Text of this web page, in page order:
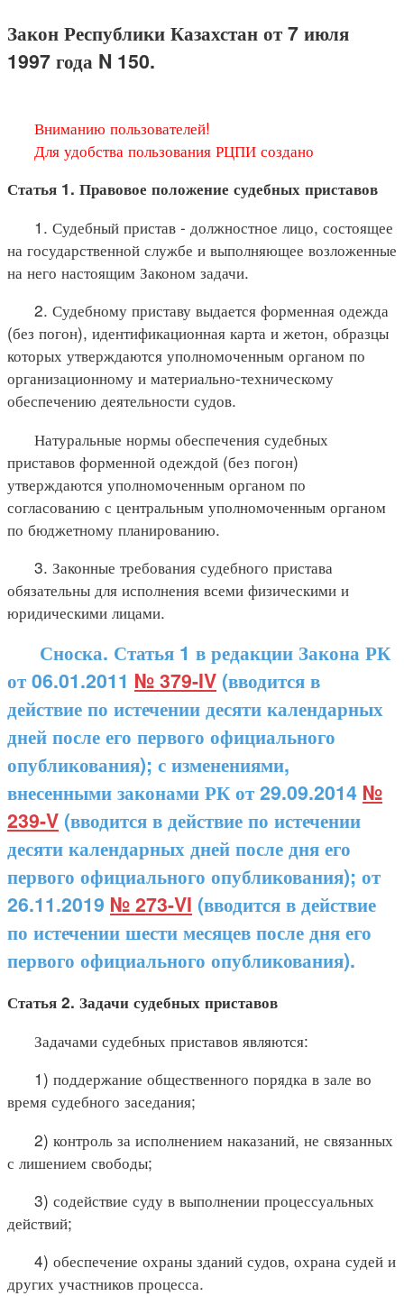
Закон Республики Казахстан от 7 июля
1997 года N 150.
Вниманию пользователей!
Для удобства пользования РЦПИ создано
Статья 1. Правовое положение судебных приставов
1. Судебный пристав - должностное лицо, состоящее
на государственной службе и выполняющее возложенные
на него настоящим Законом задачи.
2. Судебному приставу выдается форменная одежда
(без погон), идентификационная карта и жетон, образцы
которых утверждаются уполномоченным органом по
организационному и материально-техническому
обеспечению деятельности судов.
Натуральные нормы обеспечения судебных
приставов форменной одеждой (без погон)
утверждаются уполномоченным органом по
согласованию с центральным уполномоченным органом
по бюджетному планированию.
3. Законные требования судебного пристава
обязательны для исполнения всеми физическими и
юридическими лицами.
Сноска. Статья 1 в редакции Закона РК
от 06.01.2011 № 379-IV (вводится в
действие по истечении десяти календарных
дней после его первого официального
опубликования); с изменениями,
внесенными законами РК от 29.09.2014 №
239-V (вводится в действие по истечении
десяти календарных дней после дня его
первого официального опубликования); от
26.11.2019 № 273-VI (вводится в действие
по истечении шести месяцев после дня его
первого официального опубликования).
Статья 2. Задачи судебных приставов
Задачами судебных приставов являются:
1) поддержание общественного порядка в зале во
время судебного заседания;
2) контроль за исполнением наказаний, не связанных
с лишением свободы;
3) содействие суду в выполнении процессуальных
действий;
4) обеспечение охраны зданий судов, охрана судей и
других участников процесса.